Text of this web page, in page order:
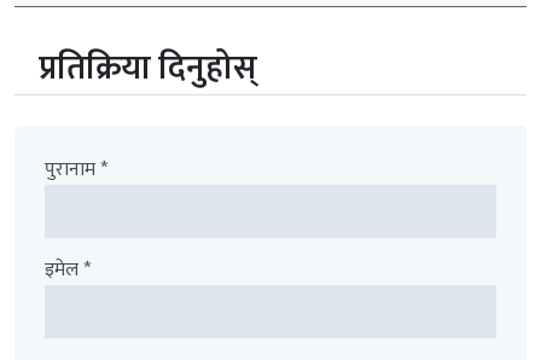
प्रतिक्रिया दिनुहोस्
पुरानाम *
इमेल *